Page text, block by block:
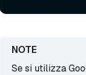
Se si utilizza